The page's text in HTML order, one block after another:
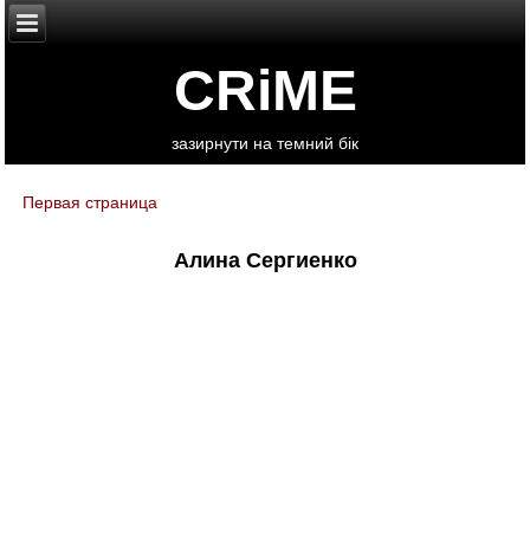
CRiME
зазирнути на темний бік
You are here
Первая страница
Алина Сергиенко